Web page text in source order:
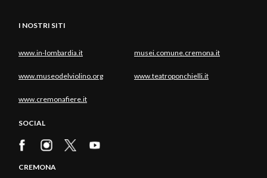
I NOSTRI SITI
www.in-lombardia.it musei.comune.cremona.it
www.museodelviolino.org www.teatroponchielli.it
www.cremonafiere.it
SOCIAL
CREMONA